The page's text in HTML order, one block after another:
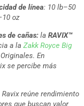
oz
de cañas:la
a laZakk Royce Big
En